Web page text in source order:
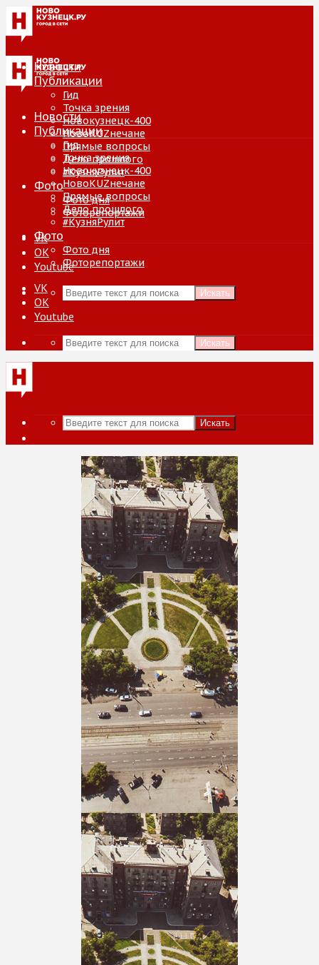
Новости
Публикации
Гид
Точка зрения
Новокузнецк-400
НовоKUZнечане
Прямые вопросы
Дело прошлого
#КузняРулит
Фото
Фото дня
Фоторепортажи
VK
ОК
Youtube
Искать
Новости
Публикации
Гид
Точка зрения
Новокузнецк-400
НовоKUZнечане
Прямые вопросы
Дело прошлого
#КузняРулит
Фото
Фото дня
Фоторепортажи
VK
ОК
Youtube
Искать
Искать